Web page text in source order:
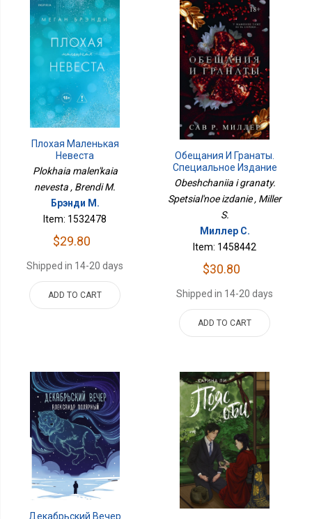
Плохая Маленькая
Невеста
Plokhaia malen'kaia
nevesta , Brendi M.
Брэнди М.
Item: 1532478
$29.80
Shipped in 14-20 days
ADD TO CART
Обещания И Гранаты.
Специальное Издание
Obeshchaniia i granaty.
Spetsial'noe izdanie , Miller
S.
Миллер С.
Item: 1458442
$30.80
Shipped in 14-20 days
ADD TO CART
Декабрьский Вечер